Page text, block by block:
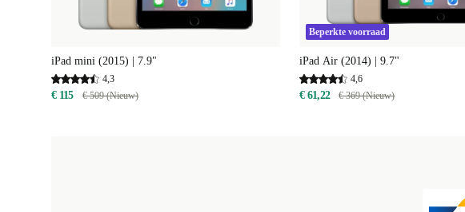
iPad mini (2015) | 7.9"
4,3
€ 115 € 509 (Nieuw)
Beperkte voorraad
iPad Air (2014) | 9.7"
4,6
€ 61,22 € 369 (Nieuw)